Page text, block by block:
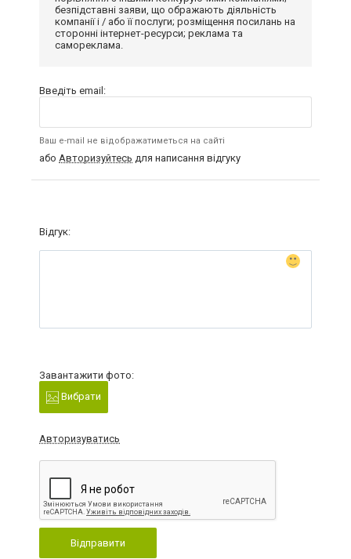
безпідставні заяви, що ображають діяльність
компанії і / або її послуги; розміщення посилань на
сторонні інтернет-ресурси; реклама та
самореклама.
Введіть email:
Ваш e-mail не відображатиметься на сайті
або Авторизуйтесь для написання відгуку
Відгук:
Завантажити фото:
Вибрати
Авторизуватись
Відправити